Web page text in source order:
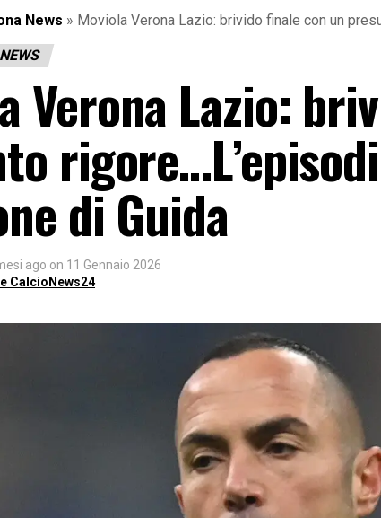
News » Moviola Verona Lazio: brivido finale con un
Verona Lazio:
di Guida
ago on 11 Gennaio 2026
CalcioNews24